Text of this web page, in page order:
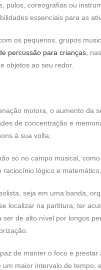
pulos, coreografias ou
essenciais para as
os pequenos, grupos
percussão para crianças ,
objetos ao seu redor.
motora, o aumento da
de concentração e
à sua volta.
só no campo musical,
lógico e
seja em uma banda,
localizar na partitura, ter
de alto nível por longos
de manter o foco e
maior intervalo de tempo,